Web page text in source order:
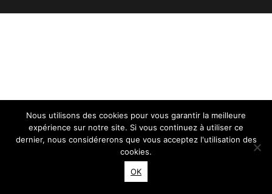
Nous utilisons des cookies pour vous garantir la meilleure
expérience sur notre site. Si vous continuez à utiliser ce
dernier, nous considérerons que vous acceptez l'utilisation des
cookies.
OK